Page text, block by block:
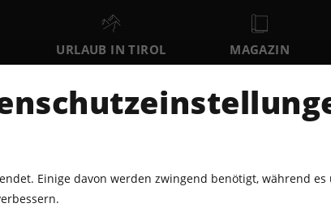
URLAUB IN TIROL MAGAZIN
MO DI MI 13
Einige davon werden zwingend benötigt, während